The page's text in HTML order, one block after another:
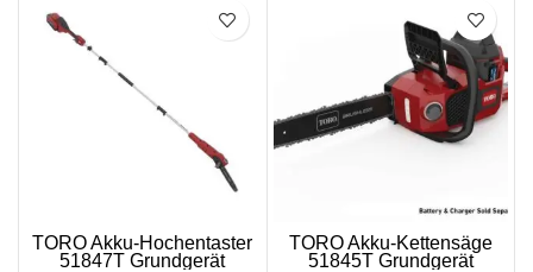
TORO Akku-Hochentaster
51847T Grundgerät
TORO Akku-Kettensäge
51845T Grundgerät